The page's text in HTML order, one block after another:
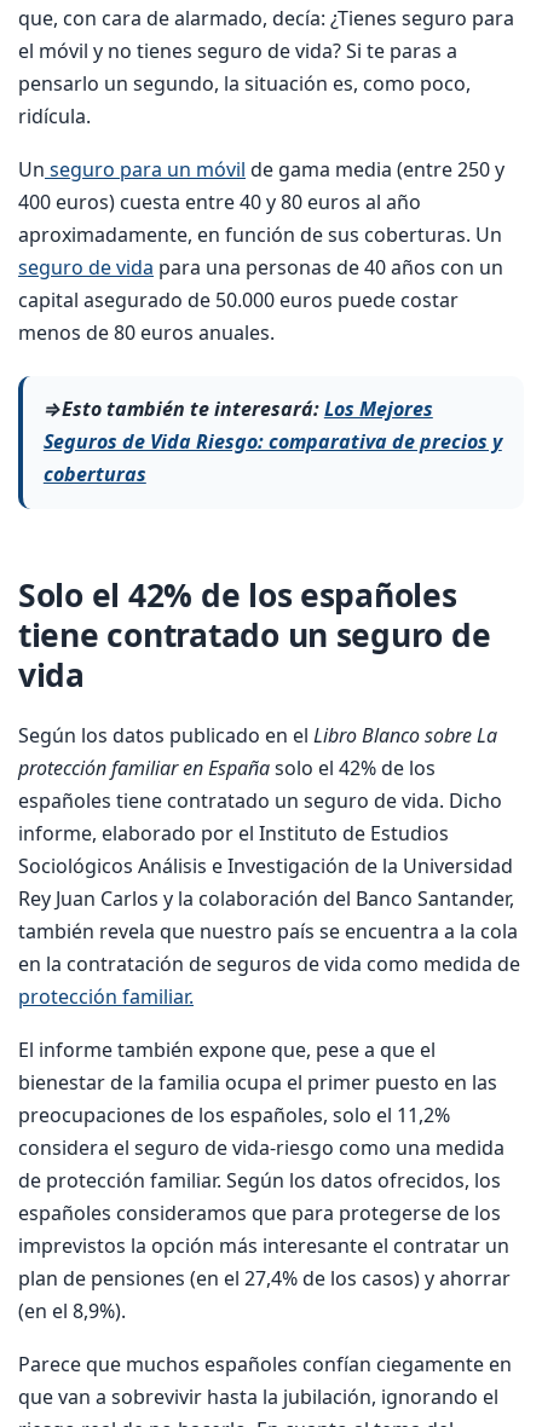
que, con cara de alarmado, decía: ¿Tienes seguro para
el móvil y no tienes seguro de vida? Si te paras a
pensarlo un segundo, la situación es, como poco,
ridícula.
Un seguro para un móvil de gama media (entre 250 y
400 euros) cuesta entre 40 y 80 euros al año
aproximadamente, en función de sus coberturas. Un
seguro de vida para una personas de 40 años con un
capital asegurado de 50.000 euros puede costar
menos de 80 euros anuales.
⇒Esto también te interesará:Los Mejores
Seguros de Vida Riesgo: comparativa de precios y
coberturas
Solo el 42% de los españoles
tiene contratado un seguro de
vida
Según los datos publicado en el Libro Blanco sobre La
protección familiar en Españasolo el 42% de los
españoles tiene contratado un seguro de vida. Dicho
informe, elaborado por el Instituto de Estudios
Sociológicos Análisis e Investigación de la Universidad
Rey Juan Carlos y la colaboración del Banco Santander,
también revela que nuestro país se encuentra a la cola
en la contratación de seguros de vida como medida de
protección familiar.
El informe también expone que, pese a que el
bienestar de la familia ocupa el primer puesto en las
preocupaciones de los españoles, solo el 11,2%
considera el seguro de vida-riesgo como una medida
de protección familiar. Según los datos ofrecidos, los
españoles consideramos que para protegerse de los
imprevistos la opción más interesante el contratar un
plan de pensiones (en el 27,4% de los casos) y ahorrar
(en el 8,9%).
Parece que muchos españoles confían ciegamente en
que van a sobrevivir hasta la jubilación, ignorando el